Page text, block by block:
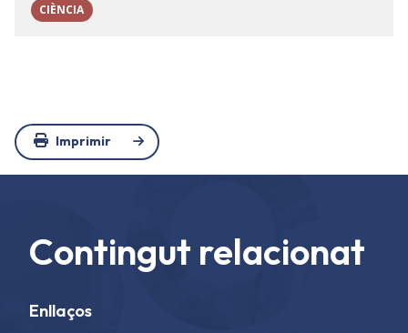
CIÈNCIA
Imprimir
Contingut relacionat
Enllaços